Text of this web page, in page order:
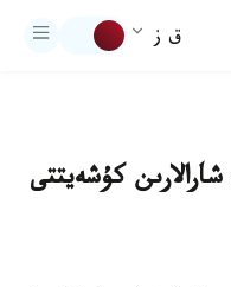
ق ز
كۇشەيتتى